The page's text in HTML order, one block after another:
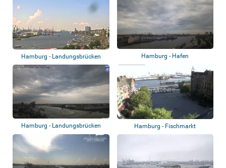
Hamburg - Landungsbrücken Hamburg - Hafen
Hamburg - Landungsbrücken Hamburg - Fischmarkt